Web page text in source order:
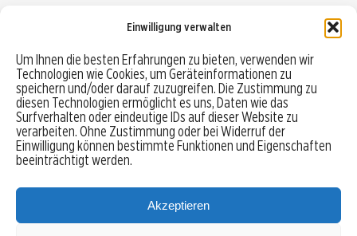
Einwilligung verwalten
Um Ihnen die besten Erfahrungen zu bieten, verwenden wir
Technologien wie Cookies, um Geräteinformationen zu
speichern und/oder darauf zuzugreifen. Die Zustimmung zu
diesen Technologien ermöglicht es uns, Daten wie das
Surfverhalten oder eindeutige IDs auf dieser Website zu
verarbeiten. Ohne Zustimmung oder bei Widerruf der
Einwilligung können bestimmte Funktionen und Eigenschaften
beeinträchtigt werden.
Akzeptieren
Robo-Advisor vergleichen
Depotvergleich
Festgeld vergleichen
Tagesgeld vergleichen